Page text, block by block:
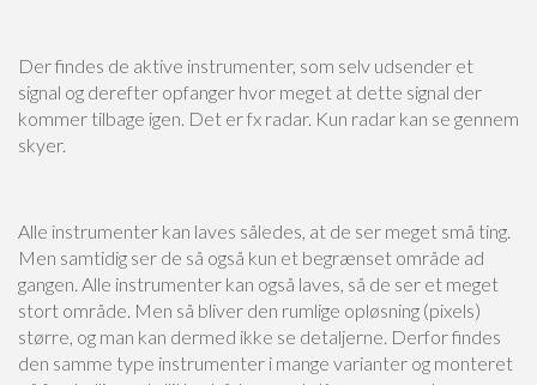
Der findes de aktive instrumenter, som selv udsender et
signal og derefter opfanger hvor meget at dette signal der
kommer tilbage igen. Det er fx radar. Kun radar kan se gennem
skyer.
Alle instrumenter kan laves således, at de ser meget små ting.
Men samtidig ser de så også kun et begrænset område ad
gangen. Alle instrumenter kan også laves, så de ser et meget
stort område. Men så bliver den rumlige opløsning (pixels)
større, og man kan dermed ikke se detaljerne. Derfor findes
den samme type instrumenter i mange varianter og monteret